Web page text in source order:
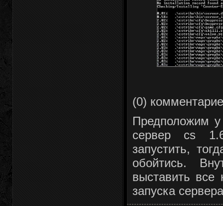
(0)
Предположим
сервер cs
запустить,
обойтись.
выставить
запуска